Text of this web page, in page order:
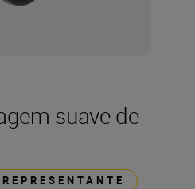
suave de